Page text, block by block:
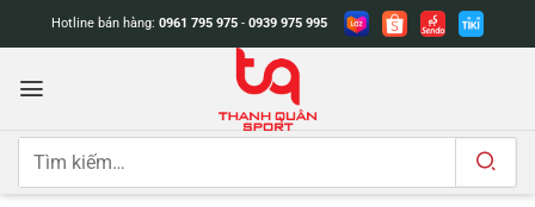
dung
Hotline bán hàng: 0961 795 975 - 0939 975 995
Tìm